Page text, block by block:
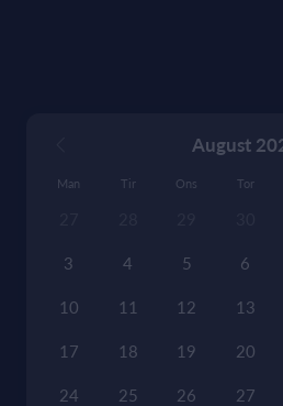
August
Man Tir Ons Tor
3 4 5 6
10 11 12 13
17 18 19 20
24 25 26 27